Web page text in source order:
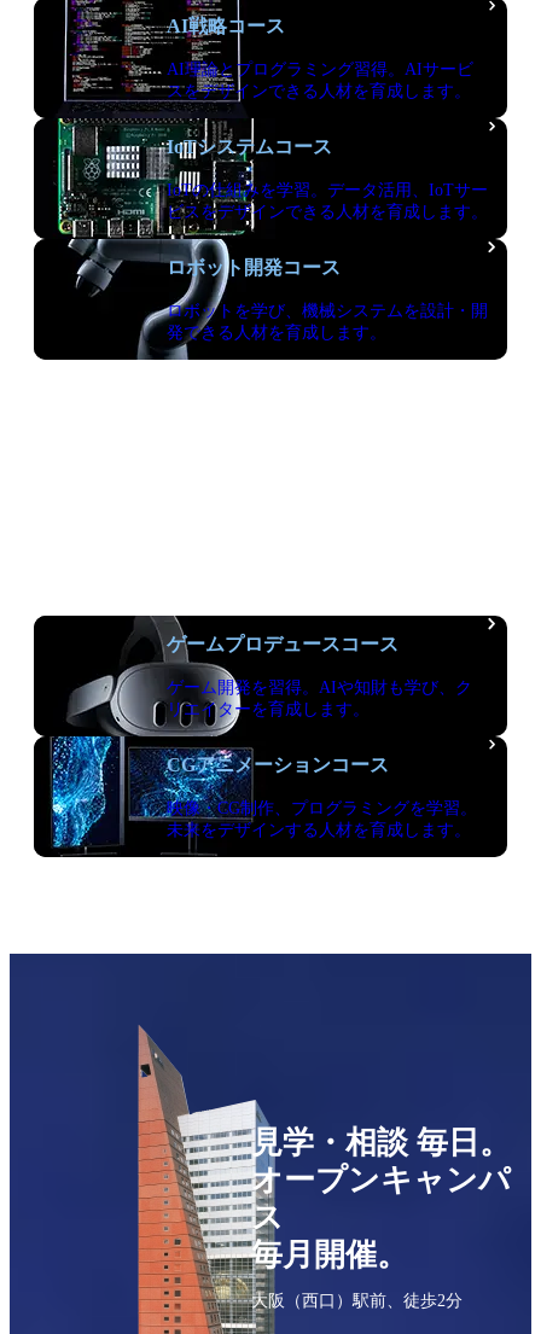
AI戦略コース
AI理論とプログラミング習得。AIサービ
スをデザインできる人材を育成します。
IoTシステムコース
IoTの仕組みを学習。データ活用、IoTサー
ビスをデザインできる人材を育成します。
ロボット開発コース
ロボットを学び、機械システムを設計・開
発できる人材を育成します。
ゲームプロデュースコース
ゲーム開発を習得。AIや知財も学び、ク
リエイターを育成します。
CGアニメーションコース
映像・CG制作、プログラミングを学習。
未来をデザインする人材を育成します。
見学・相談 毎日。
オープンキャンパ
ス
毎月開催。
⼤阪（西口）駅前、徒歩2分